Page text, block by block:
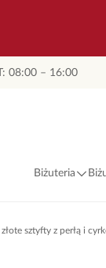
08:00 – 16:00
Biżuteria
sztyfty z perłą i